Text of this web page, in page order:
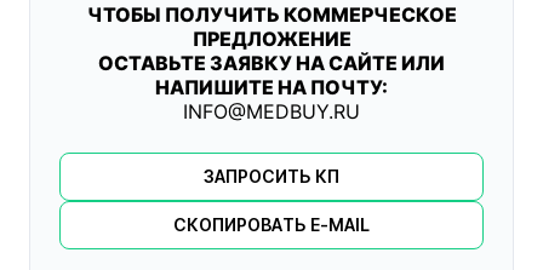
ЧТОБЫ ПОЛУЧИТЬ КОММЕРЧЕСКОЕ
ПРЕДЛОЖЕНИЕ
ОСТАВЬТЕ ЗАЯВКУ НА САЙТЕ ИЛИ
НАПИШИТЕ НА ПОЧТУ:
INFO@MEDBUY.RU
ЗАПРОСИТЬ КП
СКОПИРОВАТЬ E-MAIL